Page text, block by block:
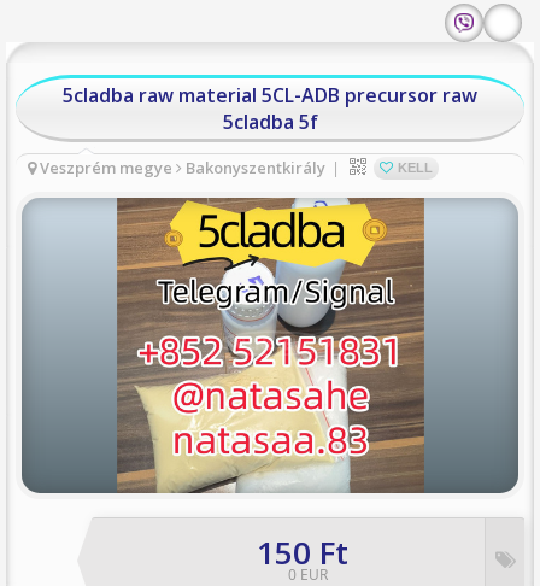
BLOG
BOLTOK
5cladba raw material 5CL-ADB precursor raw
5cladba 5f
Veszprém megye Bakonyszentkirály | KELL
150 Ft
0 EUR